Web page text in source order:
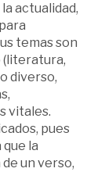
actualidad,
temas son
(literatura,
diverso,
vitales.
pues
la
un verso,